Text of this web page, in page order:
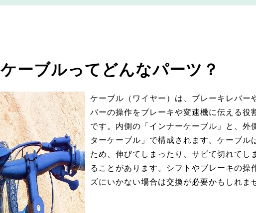
ケーブルってどんなパーツ？
ケーブル（ワイヤー）は、ブレーキレバー
バーの操作をブレーキや変速機に伝える役
です。内側の「インナーケーブル」と、外
ターケーブル」で構成されます。ケーブル
ため、伸びてしまったり、サビて切れてし
ることがあります。シフトやブレーキの操
ズにいかない場合は交換が必要かもしれま